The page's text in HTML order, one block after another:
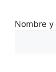
Nombre y